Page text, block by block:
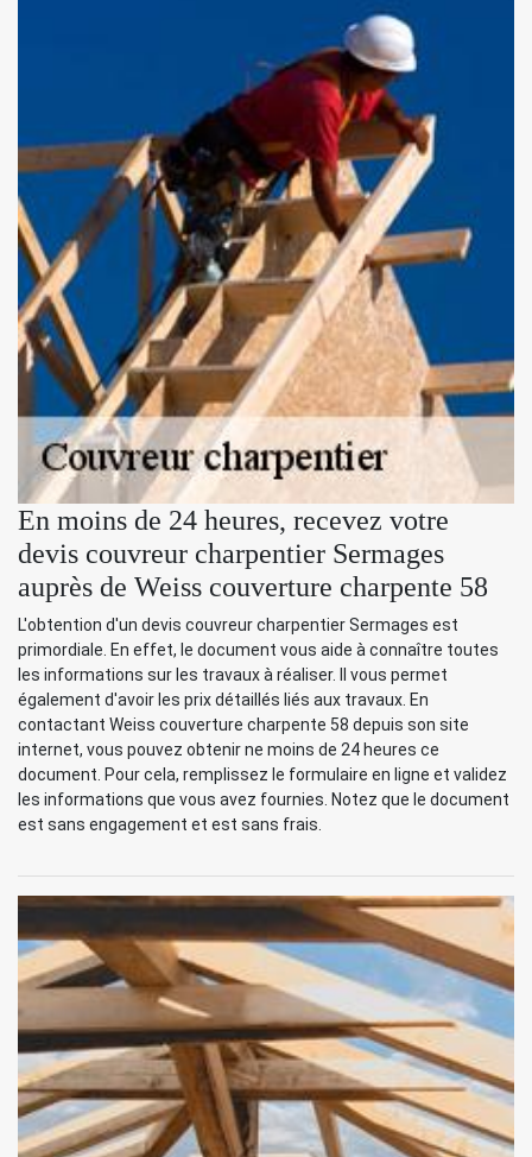
En moins de 24 heures, recevez votre
devis couvreur charpentier Sermages
auprès de Weiss couverture charpente 58
L'obtention d'un devis couvreur charpentier Sermages est
primordiale. En effet, le document vous aide à connaître toutes
les informations sur les travaux à réaliser. Il vous permet
également d'avoir les prix détaillés liés aux travaux. En
contactant Weiss couverture charpente 58 depuis son site
internet, vous pouvez obtenir ne moins de 24 heures ce
document. Pour cela, remplissez le formulaire en ligne et validez
les informations que vous avez fournies. Notez que le document
est sans engagement et est sans frais.